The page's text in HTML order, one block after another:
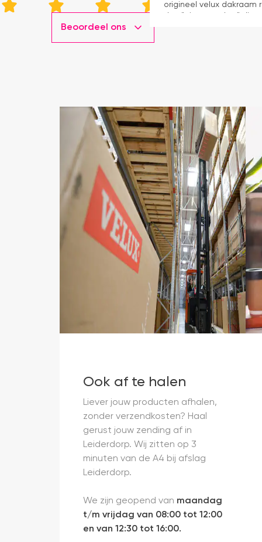
Beoordeel ons
origineel velux dakraam
Ook af te halen
Liever jouw producten afhalen,
zonder verzendkosten? Haal
gerust jouw zending af in
Leiderdorp. Wij zitten op 3
minuten van de A4 bij afslag
Leiderdorp.
We zijn geopend van maandag
t/m vrijdag van 08:00 tot 12:00
en van 12:30 tot 16:00.